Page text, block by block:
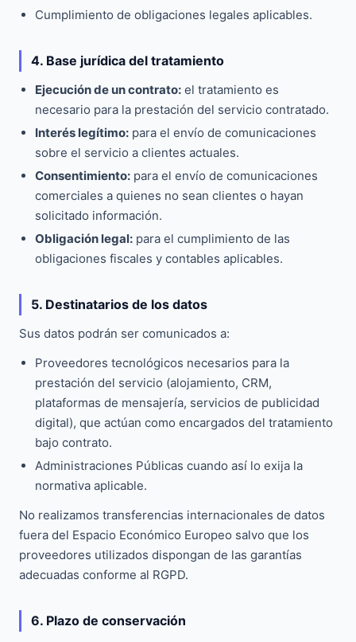
Cumplimiento de obligaciones legales aplicables.
4. Base jurídica del tratamiento
Ejecución de un contrato: el tratamiento es
necesario para la prestación del servicio contratado.
Interés legítimo: para el envío de comunicaciones
sobre el servicio a clientes actuales.
Consentimiento: para el envío de comunicaciones
comerciales a quienes no sean clientes o hayan
solicitado información.
Obligación legal: para el cumplimiento de las
obligaciones fiscales y contables aplicables.
5. Destinatarios de los datos
Sus datos podrán ser comunicados a:
Proveedores tecnológicos necesarios para la
prestación del servicio (alojamiento, CRM,
plataformas de mensajería, servicios de publicidad
digital), que actúan como encargados del tratamiento
bajo contrato.
Administraciones Públicas cuando así lo exija la
normativa aplicable.
No realizamos transferencias internacionales de datos
fuera del Espacio Económico Europeo salvo que los
proveedores utilizados dispongan de las garantías
adecuadas conforme al RGPD.
6. Plazo de conservación